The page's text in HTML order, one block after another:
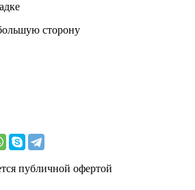
сторону
публичной офертой